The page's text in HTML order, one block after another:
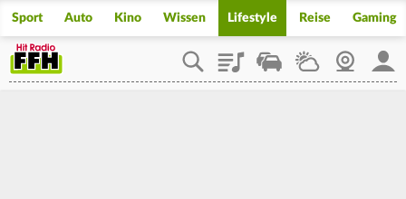
Sport Auto Kino Wissen Lifestyle Reise Gaming
PlaylistStaupilotWetterWebcam